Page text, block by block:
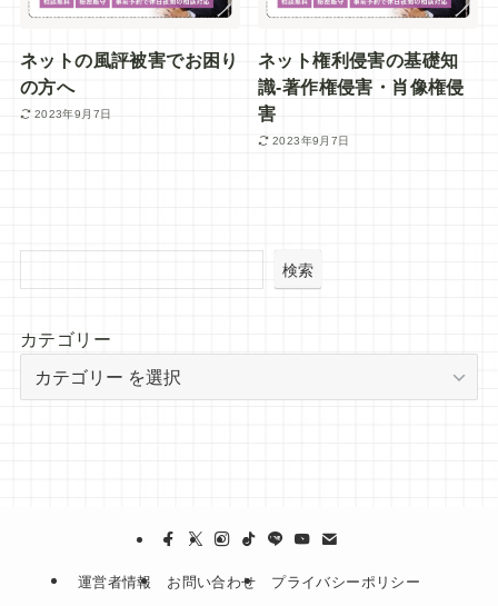
ネットの風評被害でお困り
の方へ
2023年9月7日
ネット権利侵害の基礎知
識-著作権侵害・肖像権侵
害
2023年9月7日
検索
カテゴリー
運営者情報 お問い合わせ
プライバシーポリシー